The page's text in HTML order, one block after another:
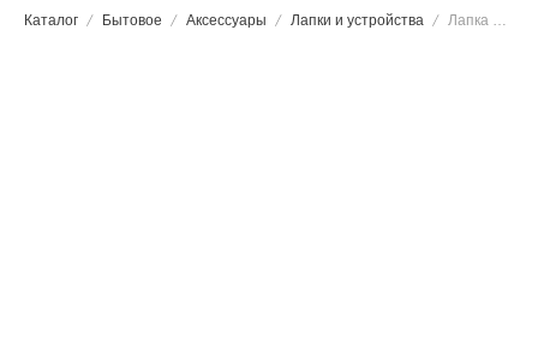
Каталог Бытовое Аксессуары Лапки и устройства